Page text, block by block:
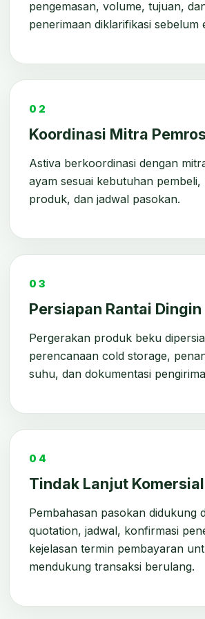
pengemasan, volume, tujuan,
penerimaan diklarifikasi sebelum
02
Koordinasi Mitra
Astiva berkoordinasi dengan
ayam sesuai kebutuhan pembeli,
produk, dan jadwal pasokan.
03
Persiapan Rantai Dingin
Pergerakan produk beku
perencanaan cold storage,
suhu, dan dokumentasi
04
Tindak Lanjut Komersial
Pembahasan pasokan didukung
quotation, jadwal, konfirmasi
kejelasan termin pembayaran
mendukung transaksi berulang.